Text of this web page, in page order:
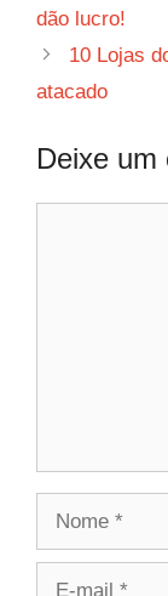
dão lucro!
10 Lojas
atacado
Deixe um